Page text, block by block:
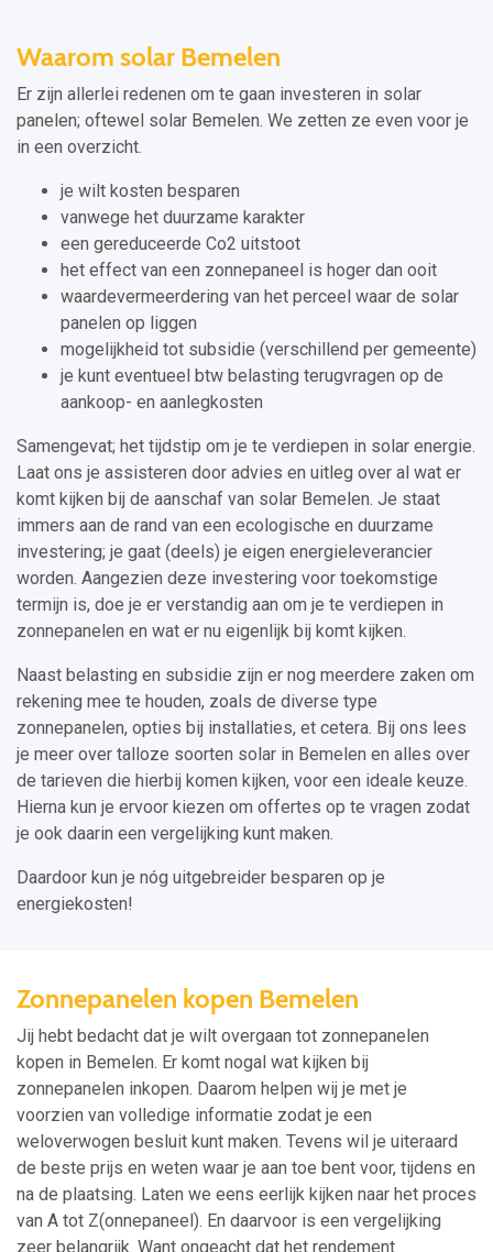
Waarom solar Bemelen
Er zijn allerlei redenen om te gaan investeren in solar
panelen; oftewel solar Bemelen. We zetten ze even voor je
in een overzicht.
je wilt kosten besparen
vanwege het duurzame karakter
een gereduceerde Co2 uitstoot
het effect van een zonnepaneel is hoger dan ooit
waardevermeerdering van het perceel waar de solar
panelen op liggen
mogelijkheid tot subsidie (verschillend per gemeente)
je kunt eventueel btw belasting terugvragen op de
aankoop- en aanlegkosten
Samengevat; het tijdstip om je te verdiepen in solar energie.
Laat ons je assisteren door advies en uitleg over al wat er
komt kijken bij de aanschaf van solar Bemelen. Je staat
immers aan de rand van een ecologische en duurzame
investering; je gaat (deels) je eigen energieleverancier
worden. Aangezien deze investering voor toekomstige
termijn is, doe je er verstandig aan om je te verdiepen in
zonnepanelen en wat er nu eigenlijk bij komt kijken.
Naast belasting en subsidie zijn er nog meerdere zaken om
rekening mee te houden, zoals de diverse type
zonnepanelen, opties bij installaties, et cetera. Bij ons lees
je meer over talloze soorten solar in Bemelen en alles over
de tarieven die hierbij komen kijken, voor een ideale keuze.
Hierna kun je ervoor kiezen om offertes op te vragen zodat
je ook daarin een vergelijking kunt maken.
Daardoor kun je nóg uitgebreider besparen op je
energiekosten!
Zonnepanelen kopen Bemelen
Jij hebt bedacht dat je wilt overgaan tot zonnepanelen
kopen in Bemelen. Er komt nogal wat kijken bij
zonnepanelen inkopen. Daarom helpen wij je met je
voorzien van volledige informatie zodat je een
weloverwogen besluit kunt maken. Tevens wil je uiteraard
de beste prijs en weten waar je aan toe bent voor, tijdens en
na de plaatsing. Laten we eens eerlijk kijken naar het proces
van A tot Z(onnepaneel). En daarvoor is een vergelijking
zeer belangrijk. Want ongeacht dat het rendement